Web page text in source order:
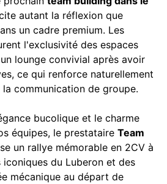
autant la réflexion que
un cadre premium. Les
l'exclusivité des espaces
lounge convivial après avoir
ce qui renforce naturellement
communication de groupe.
bucolique et le charme
équipes, le prestataire Team
un rallye mémorable en 2CV à
du Luberon et des
mécanique au départ de